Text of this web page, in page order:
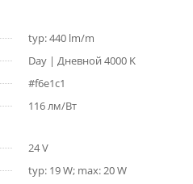
typ: 440 lm/m
Day | Дневной 4000 K
#f6e1c1
116 лм/Вт
24 V
typ: 19 W; max: 20 W